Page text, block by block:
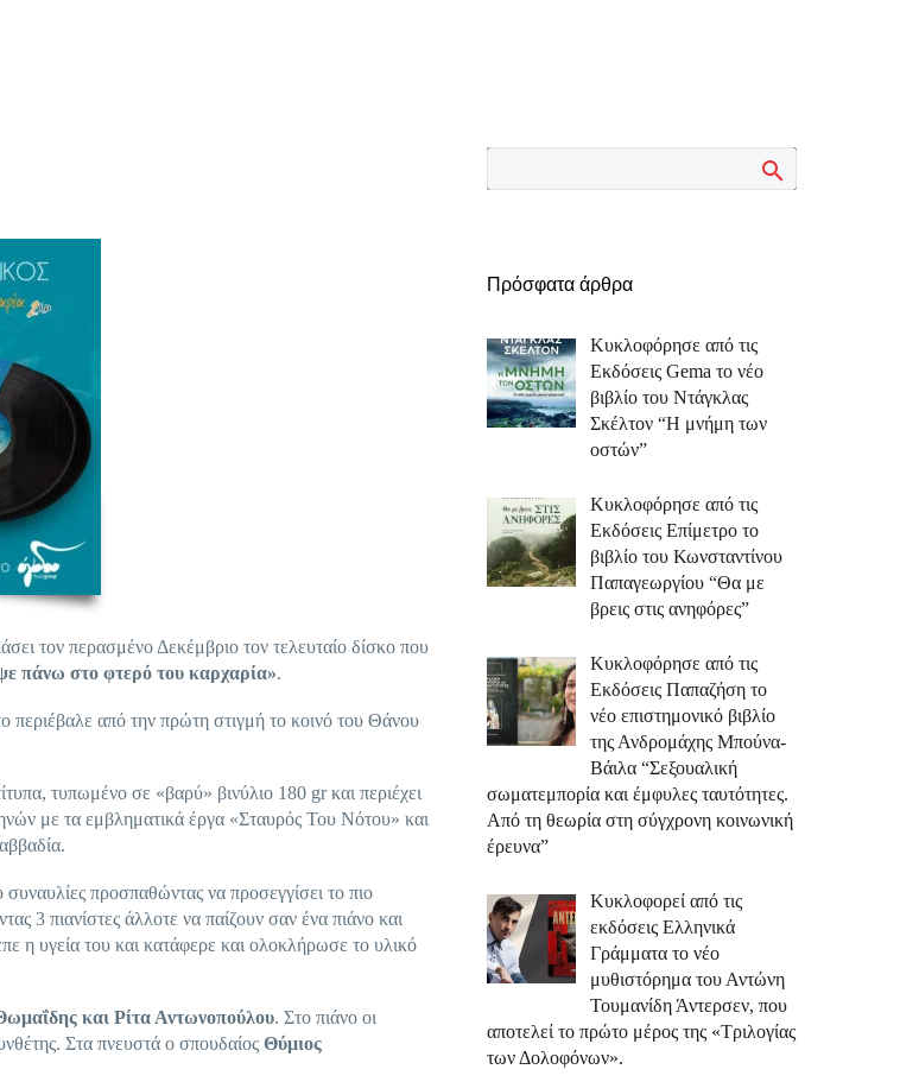
τον περασμένο Δεκέμβριο τον τελευταίο δίσκο που
πάνω στο φτερό του καρχαρία».
περιέβαλε από την πρώτη στιγμή το κοινό του Θάνου
τυπωμένο σε «βαρύ» βινύλιο 180 gr και περιέχει
με τα εμβληματικά έργα «Σταυρός Του Νότου» και
προσπαθώντας να προσεγγίσει το πιο
3 πιανίστες άλλοτε να παίζουν σαν ένα πιάνο και
η υγεία του και κατάφερε και ολοκλήρωσε το υλικό
και Ρίτα Αντωνοπούλου. Στο πιάνο οι
Στα πνευστά ο σπουδαίος Θύμιος
Πρόσφατα άρθρα
Κυκλοφόρησε από τις
Εκδόσεις Gema το νέο
βιβλίο του Ντάγκλας
Σκέλτον “Η μνήμη των
οστών”
Κυκλοφόρησε από τις
Εκδόσεις Επίμετρο το
βιβλίο του Κωνσταντίνου
Παπαγεωργίου “Θα με
βρεις στις ανηφόρες”
Κυκλοφόρησε από τις
Εκδόσεις Παπαζήση το
νέο επιστημονικό βιβλίο
της Ανδρομάχης Μπούνα-
Βάιλα “Σεξουαλική
σωματεμπορία και έμφυλες ταυτότητες.
Από τη θεωρία στη σύγχρονη κοινωνική
έρευνα”
Κυκλοφορεί από τις
εκδόσεις Ελληνικά
Γράμματα το νέο
μυθιστόρημα του Αντώνη
Τουμανίδη Άντερσεν, που
αποτελεί το πρώτο μέρος της «Τριλογίας
των Δολοφόνων».